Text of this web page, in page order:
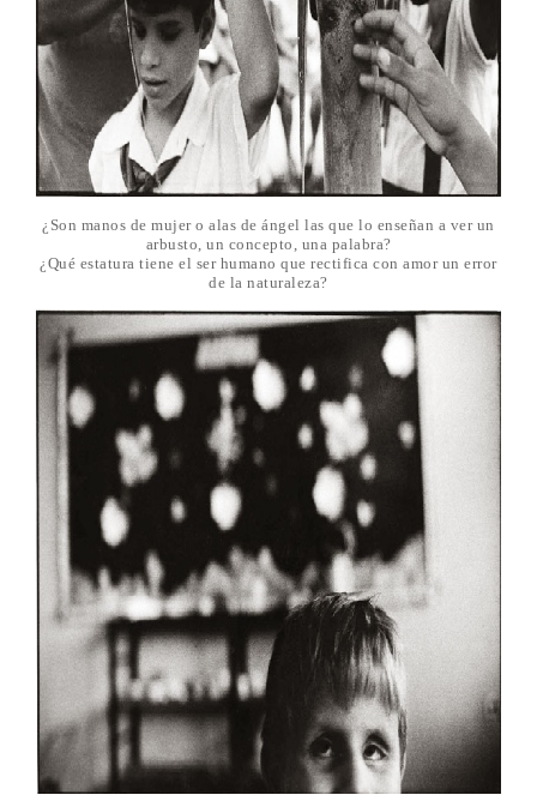
¿Son manos de mujer o alas de ángel las que lo enseñan a ver un
arbusto, un concepto, una palabra?
¿Qué estatura tiene el ser humano que rectifica con amor un error
de la naturaleza?